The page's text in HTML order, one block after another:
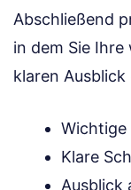
Abschließend
in dem Sie
klaren
Wichtige
Klare
Ausblick